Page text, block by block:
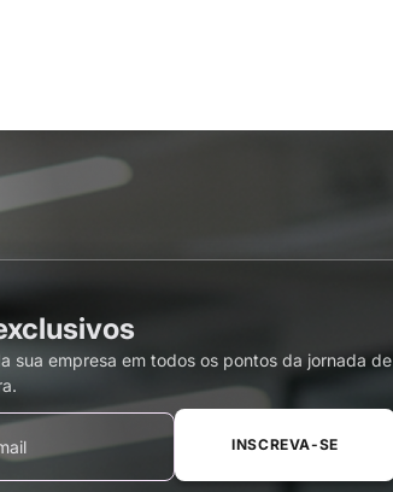
sua empresa em todos os pontos da jornada de
INSCREVA-SE